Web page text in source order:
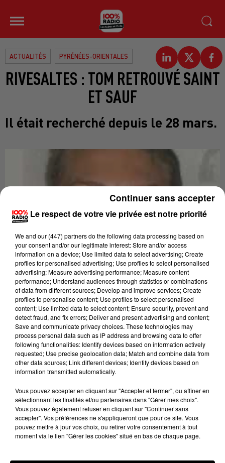
ACTUALITÉS PYRÉNÉES-ORIENTALES
RIVESALTES : TOM RETROUVÉ SAINT
ET SAUF
Il était recherché depuis le 28 mars.
Publié : 10 avril 2017 à 11h45 par Pauline Schaller
Le jeune Tom a été retrouvé saint et sauf. Cet
adolescent de 17 ans était porté disparu depuis une
dizaine de jours, il avait quitté son domicile de
Rivesaltes le 28 mars dernier et n’a pas été vu depuis.
C’est dimanche matin à Tautavel, que le jeune
garçon a été localisé, grâce aux nombreux
témoignages suite à l’appel à témoin qui avait été
lancé.
Le respect de votre vie privée est notre priorité
We and our (447) partnersdo the following data processing based on
your consent and/or our legitimate interest: Store and/or access
information on a device; Use limited data to select advertising; Create
profiles for personalised advertising; Use profiles to select personalised
advertising; Measure advertising performance; Measure content
performance; Understand audiences through statistics or combinations
of data from different sources; Develop and improve services; Create
profiles to personalise content; Use profiles to select personalised
content; Use limited data to select content; Ensure security, prevent and
detect fraud, and fix errors; Deliver and present advertising and content;
Save and communicate privacy choices. These technologies may
process personal data such as IP address and browsing data to offer
following functionalities: Identify devices based on information actively
requested; Use precise geolocation data; Match and combine data from
other data sources; Link different devices; Identify devices based on
information transmitted automatically.
Vous pouvez accepter en cliquant sur "Accepter et fermer", ou affiner en
sélectionnant les finalités et/ou partenaires dans "Gérer mes choix".
Vous pouvez également refuser en cliquant sur "Continuer sans
accepter". Vos préférences ne s'appliqueront que pour ce site. Vous
pouvez mettre à jour vos choix, ou retirer votre consentement à tout
moment via le lien "Gérer les cookies" situé en bas de chaque page.
Continuer sans accepter